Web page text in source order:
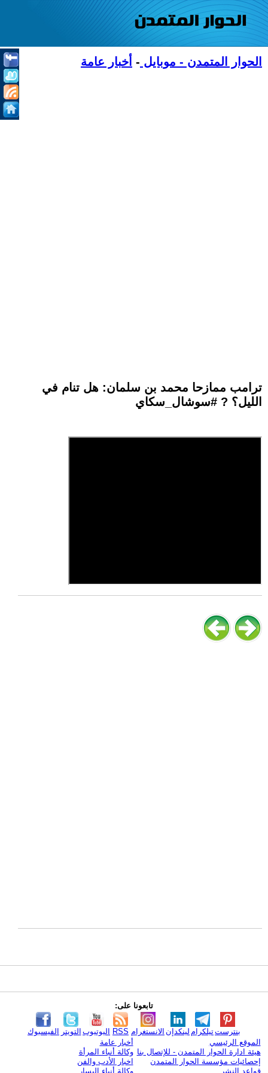
الحوار المتمدن - موبايل - أخبار عامة
ترامب ممازحا محمد بن سلمان: هل تنام في
الليل؟ ? #سوشال_سكاي
تابعونا على:
الفيسبوك التويتر اليوتيوب RSS الانستغرام لينكدإن تيلكرامبنترست
الموقع الرئيسي
هيئة ادارة الحوار المتمدن - للإتصال بنا
إحصائيات مؤسسة الحوار المتمدن
قواعد النشر
أخبار عامة
وكالة أنباء المرأة
اخبار الأدب والفن
وكالة أنباء اليسار